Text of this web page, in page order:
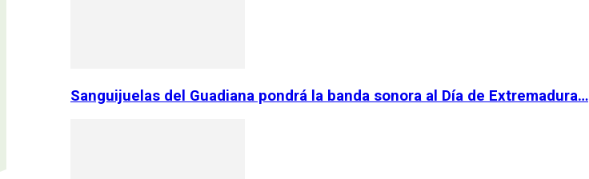
Sanguijuelas del Guadiana pondrá la banda sonora al Día de Extremadura…